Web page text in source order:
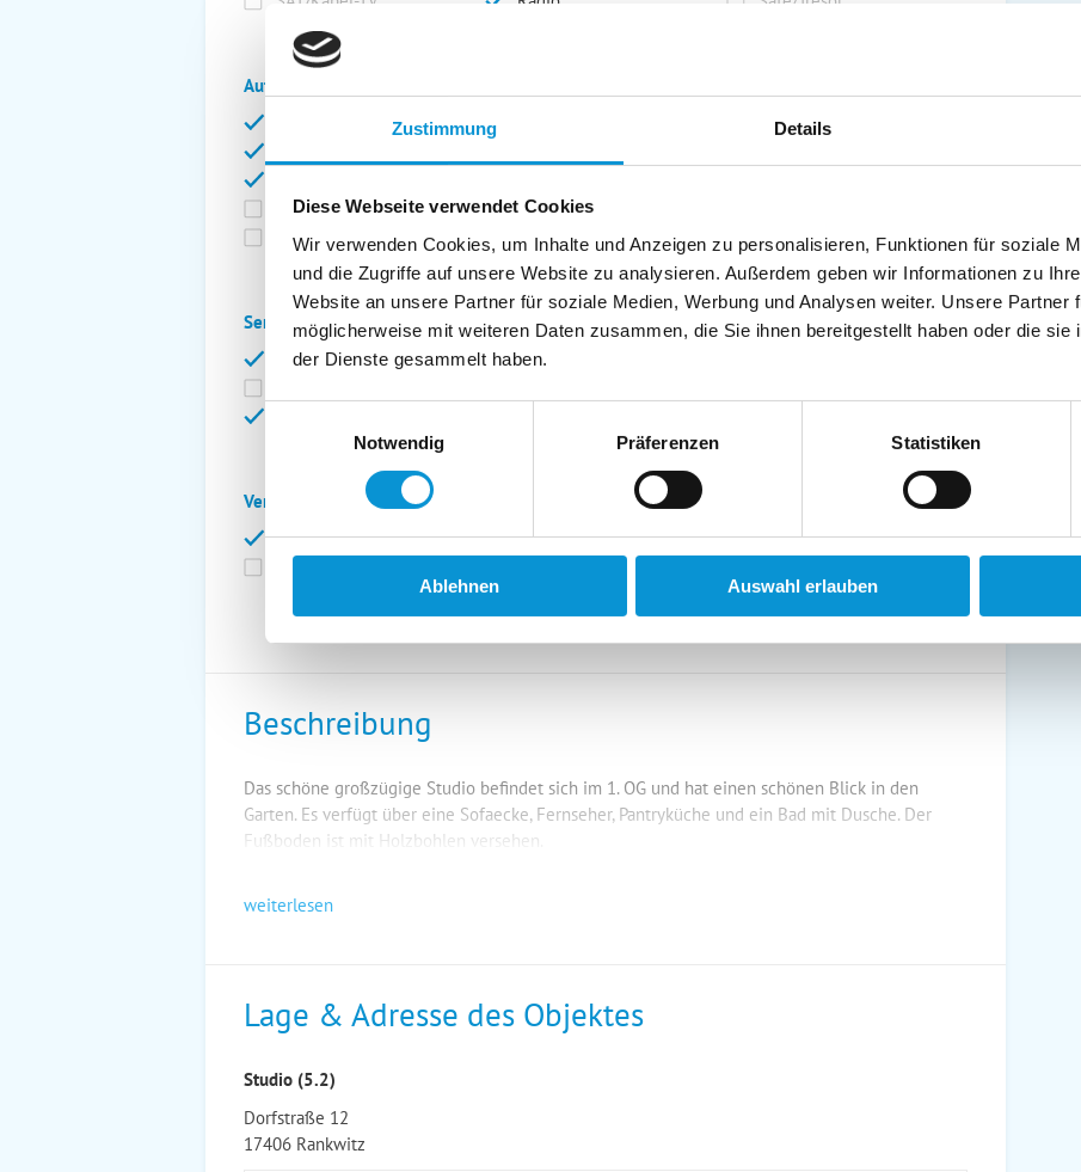
Zustimmung Details
Diese Webseite verwendet Cookies
Wir verwenden Cookies, um Inhalte und Anzeigen zu personalisieren, Funktionen für soziale
und die Zugriffe auf unsere Website zu analysieren. Außerdem geben wir Informationen zu
Website an unsere Partner für soziale Medien, Werbung und Analysen weiter. Unsere Partner
möglicherweise mit weiteren Daten zusammen, die Sie ihnen bereitgestellt haben oder die sie
der Dienste gesammelt haben.
Notwendig
Präferenzen Statistiken
Ablehnen Auswahl erlauben
Außenanlage:
Garten/Liegewiese
Grill
Terrasse
Kinderspielplatz
Balkon
Abstellraum
Service:
Bettwäsche inkl.
Geschirrtücher inkl.
Verpflegung:
Brötchenservice
Frühstück möglich
Halbpension möglich
Vollpension möglich
Beschreibung
Das schöne großzügige Studio befindet sich im 1. OG und hat einen schönen Blick in den
Garten. Es verfügt über eine Sofaecke, Fernseher, Pantryküche und ein Bad mit Dusche. Der
Fußboden ist mit Holzbohlen versehen.
weiterlesen
Lage & Adresse des Objektes
Studio (5.2)
Dorfstraße 12
17406 Rankwitz